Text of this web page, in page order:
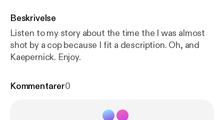
Beskrivelse
Listen to my story about the time the I was almost
shot by a cop because I fit a description. Oh, and
Kaepernick. Enjoy.
Kommentarer0